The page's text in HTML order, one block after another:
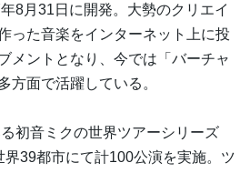
8月31日に開発。大勢のクリエイ
った音楽をインターネット上に投
メントとなり、今では「バーチャ
方面で活躍している。
初音ミクの世界ツアーシリーズ
界39都市にて計100公演を実施。ツ